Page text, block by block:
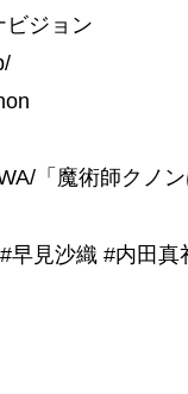
ビジョン
「魔術師クノ
見沙織 #内田真